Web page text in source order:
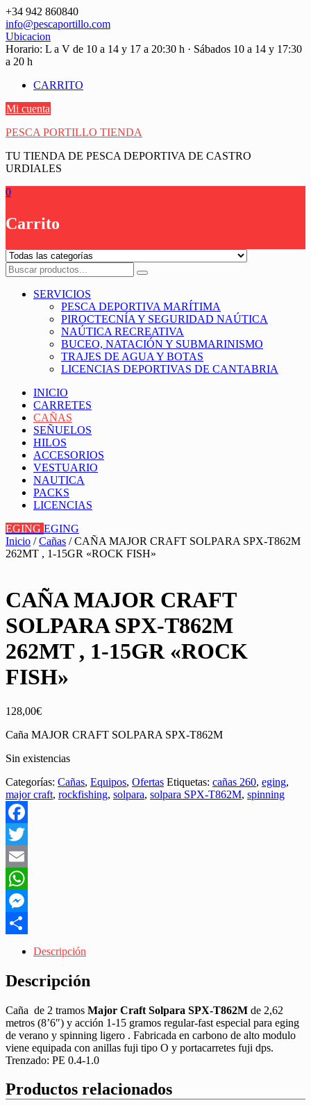
Saltar
contenido
+34 942 860840
info@pescaportillo.com
Ubicacion
Horario: L a V de 10 a 14 y 17 a 20:30 h · Sábados 10 a 14 y 17:30
a 20 h
CARRITO
Mi cuenta
PESCA PORTILLO TIENDA
TU TIENDA DE PESCA DEPORTIVA DE CASTRO
URDIALES
0
Carrito
SERVICIOS
PESCA DEPORTIVA MARÍTIMA
PIROCTECNÍA Y SEGURIDAD NAÚTICA
NAÚTICA RECREATIVA
BUCEO, NATACIÓN Y SUBMARINISMO
TRAJES DE AGUA Y BOTAS
LICENCIAS DEPORTIVAS DE CANTABRIA
INICIO
CARRETES
CAÑAS
SEÑUELOS
HILOS
ACCESORIOS
VESTUARIO
NAUTICA
PACKS
LICENCIAS
EGING EGING
Inicio /Cañas / CAÑA MAJOR CRAFT SOLPARA SPX-T862M
262MT , 1-15GR «ROCK FISH»
CAÑA MAJOR CRAFT
SOLPARA SPX-T862M
262MT , 1-15GR «ROCK
FISH»
128,00€
Caña MAJOR CRAFT SOLPARA SPX-T862M
Sin existencias
Categorías: Cañas, Equipos, Ofertas Etiquetas: cañas 260, eging,
major craft, rockfishing, solpara, solpara SPX-T862M, spinning
Facebook
Twitter
Email
WhatsApp
Messenger
Descripción
Descripción
Caña de 2 tramos Major Craft Solpara SPX-T862M de 2,62
metros (8’6″) y acción 1-15 gramos regular-fast especial para eging
de verano y spinning ligero . Fabricada en carbono de alto modulo
viene equipada con anillas fuji tipo O y portacarretes fuji dps.
Trenzado: PE 0.4-1.0
Productos relacionados